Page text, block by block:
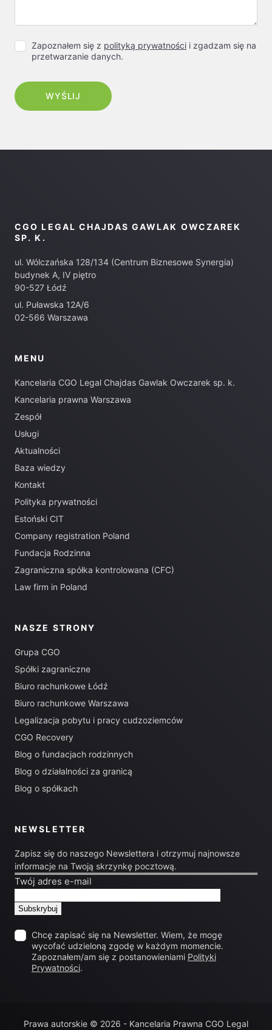
Zapoznałem się z polityką prywatności i zgadzam się na
przetwarzanie danych.
CGO LEGAL CHAJDAS GAWLAK OWCZAREK
SP. K.
ul. Wólczańska 128/134 (Centrum Biznesowe Synergia)
budynek A, IV piętro
90-527 Łódź
ul. Puławska 12A/6
02-566 Warszawa
MENU
Kancelaria CGO Legal Chajdas Gawlak Owczarek sp. k.
Kancelaria prawna Warszawa
Zespół
Usługi
Aktualności
Baza wiedzy
Kontakt
Polityka prywatności
Estoński CIT
Company registration Poland
Fundacja Rodzinna
Zagraniczna spółka kontrolowana (CFC)
Law firm in Poland
NASZE STRONY
Grupa CGO
Spółki zagraniczne
Biuro rachunkowe Łódź
Biuro rachunkowe Warszawa
Legalizacja pobytu i pracy cudzoziemców
CGO Recovery
Blog o fundacjach rodzinnych
Blog o działalności za granicą
Blog o spółkach
NEWSLETTER
Zapisz się do naszego Newslettera i otrzymuj najnowsze
informacje na Twoją skrzynkę pocztową.
Twój adres e-mail
Chcę zapisać się na Newsletter. Wiem, że mogę
wycofać udzieloną zgodę w każdym momencie.
Zapoznałem/am się z postanowieniami Polityki
Prywatności.
Prawa autorskie © 2026 - Kancelaria Prawna CGO Legal